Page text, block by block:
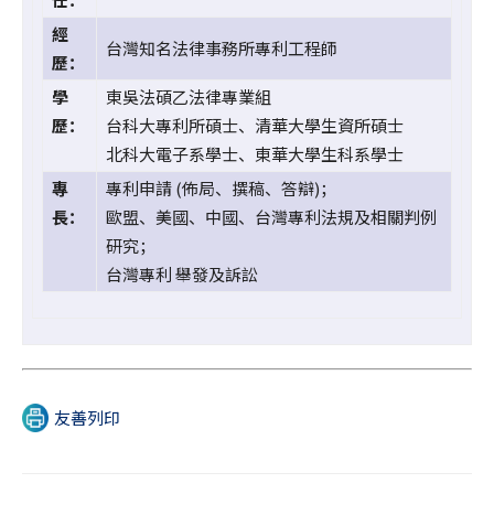
經
歷：
台灣知名法律事務所專利工程師
學
歷：
東吳法碩乙法律專業組
台科大專利所碩士、清華大學生資所碩士
北科大電子系學士、東華大學生科系學士
專
長：
專利申請 (佈局、撰稿、答辯)；
歐盟、美國、中國、台灣專利法規及相關判例
研究；
台灣專利 舉發及訴訟
友善列印